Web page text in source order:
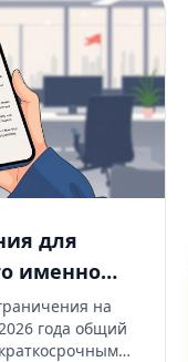
для
именно
и
на
года общий